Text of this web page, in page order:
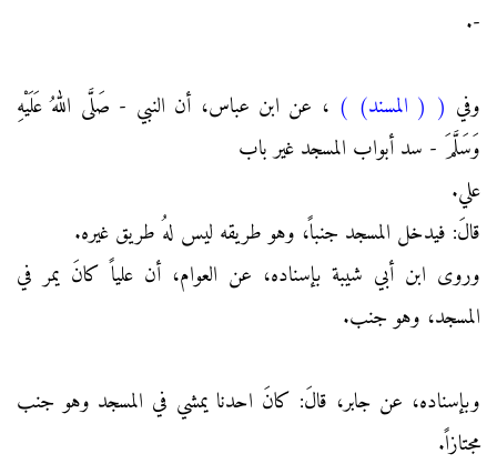
-.
وفي ( ( المسند) ) ، عن ابن عباس، أن النبي - صَلَّى اللهُ عَلَيْهِ
وَسَلَّمَ - سد أبواب المسجد غير باب
علي.
قالَ: فيدخل المسجد جنباً، وهو طريقه ليس لهُ طريق غيره.
وروى ابن أبي شيبة بإسناده، عن العوام، أن علياً كانَ يمر في
المسجد، وهو جنب.
وبإسناده، عن جابر، قالَ: كانَ احدنا يمشي في المسجد وهو جنب
مجتازاً.